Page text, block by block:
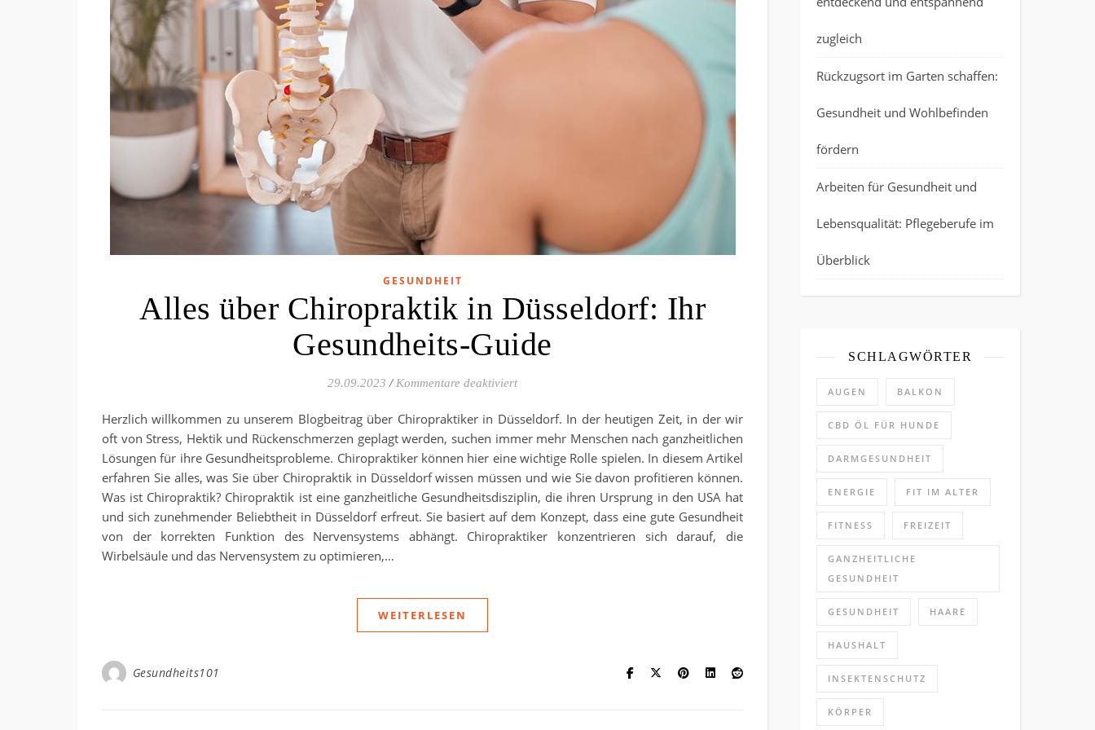
GESUNDHEIT
Alles über Chiropraktik in Düsseldorf: Ihr
Gesundheits-Guide
29.09.2023 / Kommentare deaktiviertfür Alles über Chiropraktik in Düsseldorf: Ihr Gesundheits-Guide
Herzlich willkommen zu unserem Blogbeitrag über Chiropraktiker in Düsseldorf. In der heutigen Zeit, in der wir
oft von Stress, Hektik und Rückenschmerzen geplagt werden, suchen immer mehr Menschen nach ganzheitlichen
Lösungen für ihre Gesundheitsprobleme. Chiropraktiker können hier eine wichtige Rolle spielen. In diesem Artikel
erfahren Sie alles, was Sie über Chiropraktik in Düsseldorf wissen müssen und wie Sie davon profitieren können.
Was ist Chiropraktik? Chiropraktik ist eine ganzheitliche Gesundheitsdisziplin, die ihren Ursprung in den USA hat
und sich zunehmender Beliebtheit in Düsseldorf erfreut. Sie basiert auf dem Konzept, dass eine gute Gesundheit
von der korrekten Funktion des Nervensystems abhängt. Chiropraktiker konzentrieren sich darauf, die
Wirbelsäule und das Nervensystem zu optimieren,…
WEITERLESEN
Gesundheits101
zugleich
Rückzugsort im Garten schaffen:
Gesundheit und Wohlbefinden
fördern
Arbeiten für Gesundheit und
Lebensqualität: Pflegeberufe im
Überblick
SCHLAGWÖRTER
AUGEN BALKON
CBD ÖL FÜR HUNDE
DARMGESUNDHEIT
ENERGIE FIT IM ALTER
FITNESS FREIZEIT
GANZHEITLICHE
GESUNDHEIT
GESUNDHEIT HAARE
HAUSHALT
INSEKTENSCHUTZ
KÖRPER